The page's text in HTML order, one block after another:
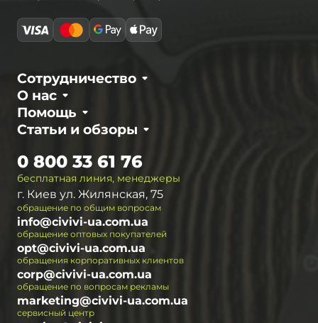
О нас
Сотрудничество
Статьи и обзоры
Помощь
бесплатная линия, менеджеры
0 800 33 61 76
г. Киев ул. Жилянская, 75
обращение по общим вопросам
info@civivi-ua.com.ua
обращение оптовых покупателей
opt@civivi-ua.com.ua
обращения корпоративных клиентов
corp@civivi-ua.com.ua
обращение по вопросам рекламы
marketing@civivi-ua.com.ua
сервисный центр